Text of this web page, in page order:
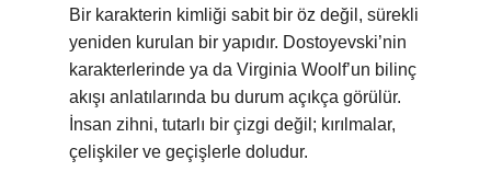
Bir karakterin kimliği sabit bir öz değil, sürekli
yeniden kurulan bir yapıdır. Dostoyevski’nin
karakterlerinde ya da Virginia Woolf’un bilinç
akışı anlatılarında bu durum açıkça görülür.
İnsan zihni, tutarlı bir çizgi değil; kırılmalar,
çelişkiler ve geçişlerle doludur.